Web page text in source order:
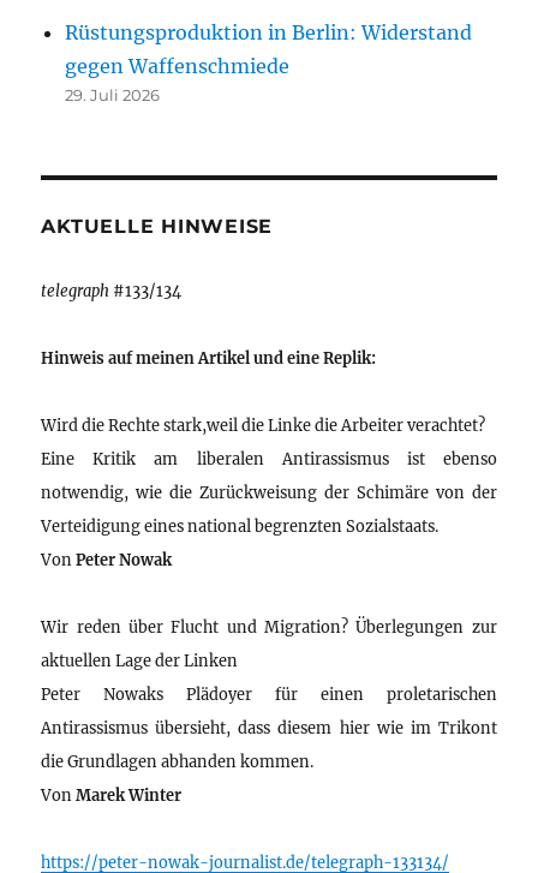
Rüstungsproduktion in Berlin: Widerstand
gegen Waffenschmiede
29. Juli 2026
AKTUELLE HINWEISE
telegraph #133/134
Hinweis auf meinen Artikel und eine Replik:
Wird die Rechte stark,weil die Linke die Arbeiter verachtet?
Eine Kritik am liberalen Antirassismus ist ebenso
notwendig, wie die Zurückweisung der Schimäre von der
Verteidigung eines national begrenzten Sozialstaats.
VonPeter Nowak
Wir reden über Flucht und Migration? Überlegungen zur
aktuellen Lage der Linken
Peter Nowaks Plädoyer für einen proletarischen
Antirassismus übersieht, dass diesem hier wie im Trikont
die Grundlagen abhanden kommen.
VonMarek Winter
https://peter-nowak-journalist.de/telegraph-133134/